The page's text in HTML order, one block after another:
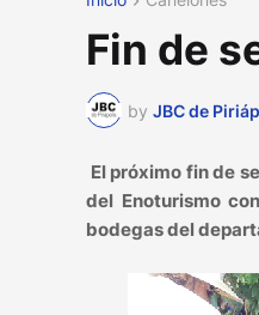
Fin de
by JBC de
El próximo fin de
del Enoturismo
bodegas del